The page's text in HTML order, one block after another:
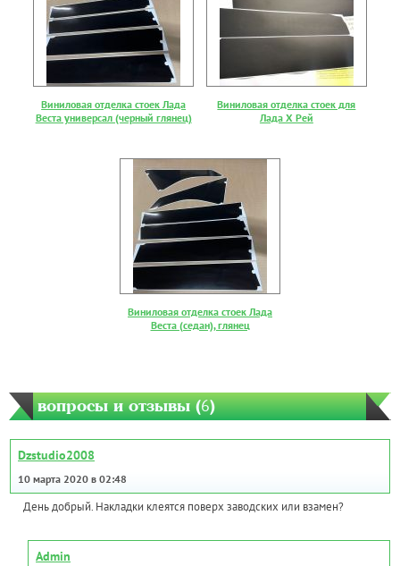
Виниловая отделка стоек Лада
Веста универсал (черный глянец)
Виниловая отделка стоек для
Лада Х Рей
Виниловая отделка стоек Лада
Веста (седан), глянец
вопросы и отзывы (6)
Dzstudio2008
10 марта 2020 в 02:48
День добрый. Накладки клеятся поверх заводских или взамен?
Admin